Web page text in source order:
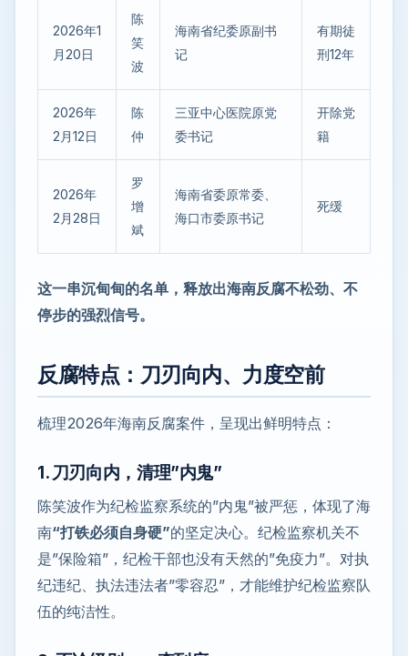
2026年1
月20日
陈
笑
波
海南省纪委原副书
记
有期徒
刑12年
2026年
2月12日
陈
仲
三亚中心医院原党
委书记
开除党
籍
2026年
2月28日
罗
增
斌
海南省委原常委、
海口市委原书记
死缓
这一串沉甸甸的名单，释放出海南反腐不松劲、不
停步的强烈信号。
反腐特点：刀刃向内、力度空前
梳理2026年海南反腐案件，呈现出鲜明特点：
1. 刀刃向内，清理”内鬼”
陈笑波作为纪检监察系统的”内鬼”被严惩，体现了海
南“打铁必须自身硬”的坚定决心。纪检监察机关不
是”保险箱”，纪检干部也没有天然的”免疫力”。对执
纪违纪、执法违法者”零容忍”，才能维护纪检监察队
伍的纯洁性。